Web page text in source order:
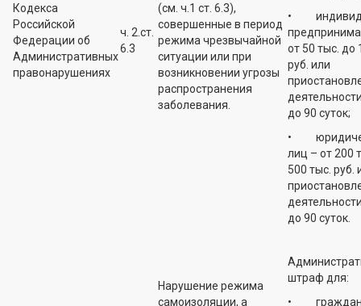
Кодекса
Российской
Федерации об
Административных
правонарушениях
ч. 2.ст.
6.3
(см. ч.1 ст. 6.3),
совершенные в период
режима чрезвычайной
ситуации или при
возникновении угрозы
распространения
заболевания.
•
от 50 тыс. до
руб. или
до 90 суток;
•
лиц – от 200
500 тыс. руб.
до 90 суток.
Нарушение режима
самоизоляции, а
штраф для:
• граждан